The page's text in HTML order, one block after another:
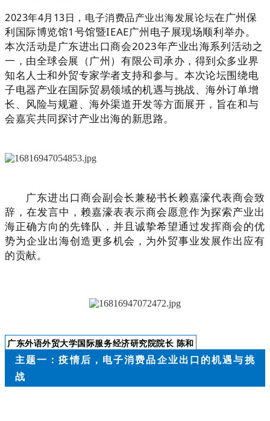
2023年4月13日， 电子消费品产业出海发展论坛在广州保
利国际博览馆1号馆暨IEAE广州电子展现场顺利举办。
本次活动是广东进出口商会2023年产业出海系列活动之
一，由全球会展（广州）有限公司承办，得到众多业界
知名人士和外贸专家学者支持和参与。本次论坛围绕电
子电器产业在国际贸易领域的机遇与挑战、海外订单增
长、 风险与规避、海外渠道开发等方面展开，旨在和与
会嘉宾共同探讨产业出海的新思路。
广东进出口商会副会长兼秘书长赖嘉濠代表商会致
辞，在发言中，赖嘉濠表表示商会愿意作为探索产业出
海正确方向的先锋队，并且诚挚希望通过发挥商会的优
势为企业出海创造更多机会，为外贸事业发展作出应有
的贡献。
广东外语外贸大学国际服务经济研究院院长 陈和
主题一：疫情后，电子消费品企业出口的机遇与挑
战